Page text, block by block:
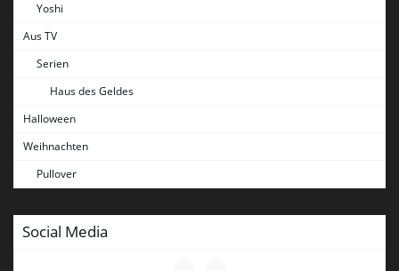
Yoshi
Aus TV
Serien
Haus des Geldes
Halloween
Weihnachten
Pullover
Social Media